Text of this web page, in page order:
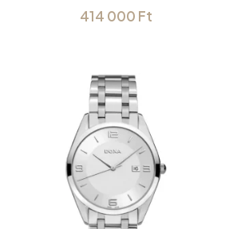
414 000 Ft